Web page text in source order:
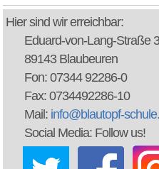
Hier sind wir erreichbar:
Eduard-von-Lang-Straße
89143 Blaubeuren
Fon: 07344 92286-0
Fax: 0734492286-10
Mail: info@blautopf-
Social Media: Follow us!